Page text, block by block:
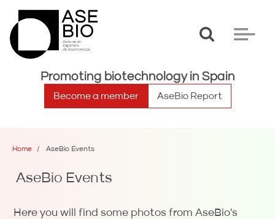
Toggle
Toggle
Promoting biotechnology in Spain
Become a member AseBio Report
Home AseBio Events
AseBio Events
Here you will find some photos from AseBio's